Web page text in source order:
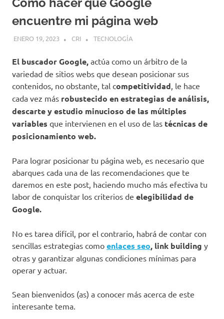
Como hacer que Google
encuentre mi página web
ENERO 19, 2023 CRI TECNOLOGÍA
El buscador Google, actúa como un árbitro de la
variedad de sitios webs que desean posicionar sus
contenidos, no obstante, tal competitividad, le hace
cada vez más robustecido en estrategias de análisis,
descarte y estudio minucioso de las múltiples
variables que intervienen en el uso de las técnicas de
posicionamiento web.
Para lograr posicionar tu página web, es necesario que
abarques cada una de las recomendaciones que te
daremos en este post, haciendo mucho más efectiva tu
labor de conquistar los criterios de elegibilidad de
Google.
No es tarea difícil, por el contrario, habrá de contar con
sencillas estrategias como enlaces seo, link building y
otras y garantizar algunas condiciones mínimas para
operar y actuar.
Sean bienvenidos (as) a conocer más acerca de este
interesante tema.